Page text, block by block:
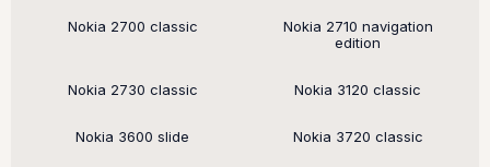
Поддерживаемые модели
Nokia 2700 classic
Nokia 2710 navigation
edition
Nokia 2730 classic Nokia 3120 classic
Nokia 3600 slide Nokia 3720 classic